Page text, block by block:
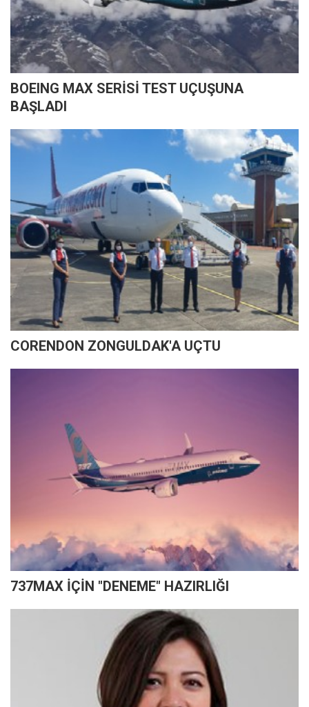
BOEING MAX SERİSİ TEST UÇUŞUNA
BAŞLADI
CORENDON ZONGULDAK'A UÇTU
737MAX İÇİN "DENEME" HAZIRLIĞI